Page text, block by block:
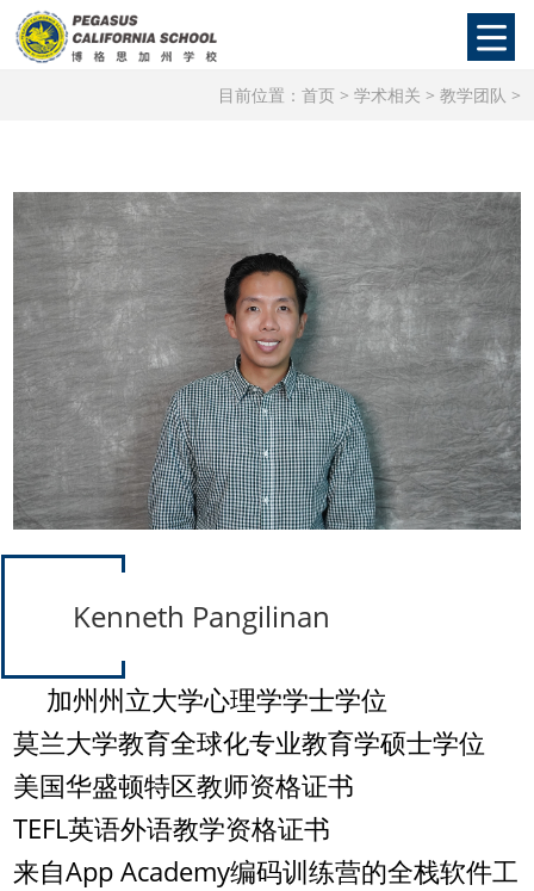
目前位置： 首页> 学术相关 > 教学团队 >
Kenneth Pangilinan
加州州立大学心理学学士学位
莫兰大学教育全球化专业教育学硕士学位
美国华盛顿特区教师资格证书
TEFL英语外语教学资格证书
来自App Academy编码训练营的全栈软件工